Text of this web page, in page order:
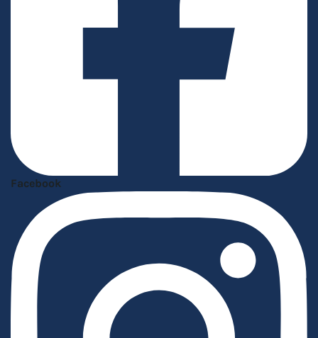
Facebook